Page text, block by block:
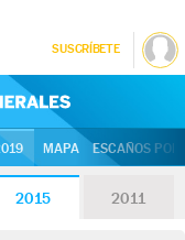
SUSCRÍBETE
MAPA ESCAÑOS
2015 2011